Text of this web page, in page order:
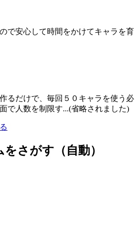
で安心して時間をかけてキャラを育
るだけで、毎回５０キャラを使う必
で人数を制限す...(省略されました)
さがす（自動）